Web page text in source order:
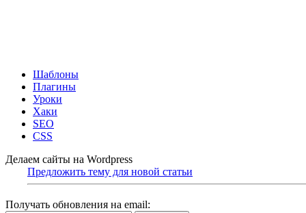
Шаблоны
Плагины
Уроки
Хаки
SEO
CSS
Делаем сайты на Wordpress
Предложить тему для новой статьи
Получать обновления на email: